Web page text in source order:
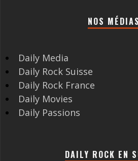
NOS MÉDIAS
Daily Media
Daily Rock Suisse
Daily Rock France
Daily Movies
Daily Passions
DAILY ROCK EN